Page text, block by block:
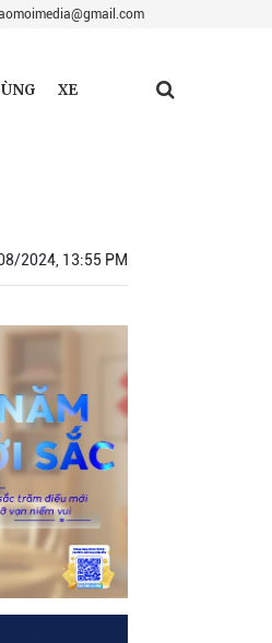
XE
2024, 13:55 PM